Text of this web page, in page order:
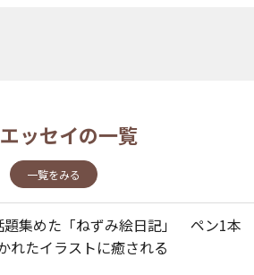
エッセイの一覧
一覧をみる
題集めた「ねずみ絵日記」 ペン1本
れたイラストに癒される